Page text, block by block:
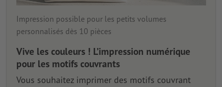
Impression possible pour les petits volumes
personnalisés dès 10 pièces
Vive les couleurs ! L’impression numérique
pour les motifs couvrants
Vous souhaitez imprimer des motifs couvrant